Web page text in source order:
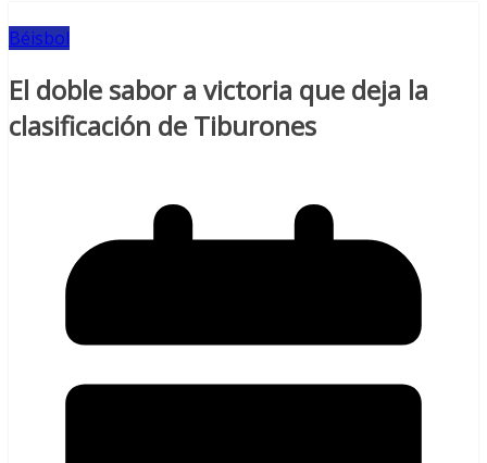
Béisbol
El doble sabor a victoria que deja la
clasificación de Tiburones